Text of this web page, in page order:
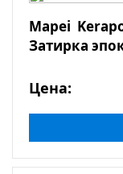
Mapei
Затирка
Цена: